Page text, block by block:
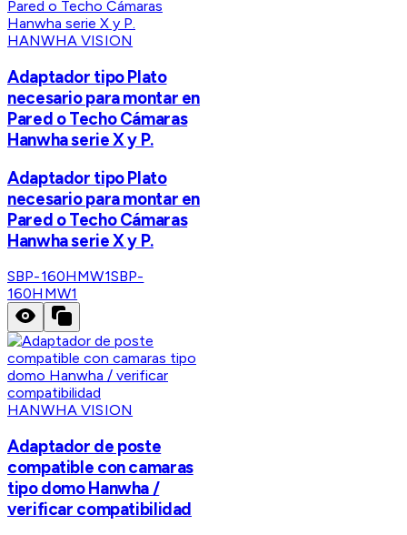
HANWHA VISION
Adaptador tipo Plato
necesario para montar en
Pared o Techo Cámaras
Hanwha serie X y P.
Adaptador tipo Plato
necesario para montar en
Pared o Techo Cámaras
Hanwha serie X y P.
SBP-160HMW1SBP-
160HMW1
HANWHA VISION
Adaptador de poste
compatible con camaras
tipo domo Hanwha /
verificar compatibilidad